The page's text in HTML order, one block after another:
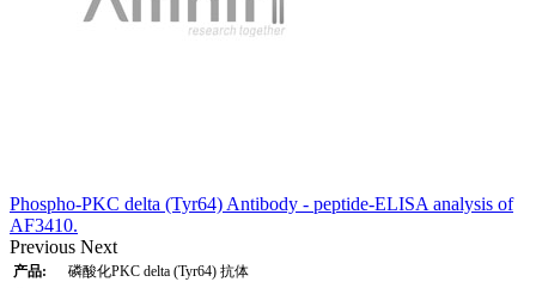
Phospho-PKC delta (Tyr64) Antibody - peptide-ELISA analysis of
AF3410.
Previous Next
产品:
磷酸化PKC delta (Tyr64) 抗体